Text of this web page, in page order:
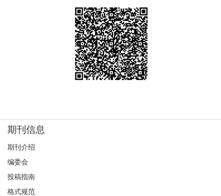
【本期话题】“新技术影响下的媒介素养”征稿公告（截稿
时间2014年9月1日）
《国际新闻界》征集《本期话题》栏目策划方案
【本期话题】“中国记者的职业化与专业化”征稿公告（截
【本期话题】“网络社群研究”征稿公告（截稿时间2014年
6月1日）
期刊信息
期刊介绍
编委会
投稿指南
格式规范